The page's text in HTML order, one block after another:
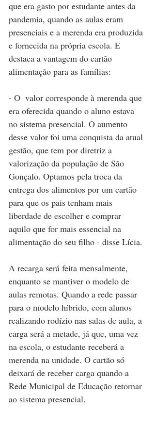
que era gasto por estudante antes da
pandemia, quando as aulas eram
presenciais e a merenda era produzida
e fornecida na própria escola. E
destaca a vantagem do cartão
alimentação para as famílias:
- O  valor corresponde à merenda que
era oferecida quando o aluno estava
no sistema presencial. O aumento
desse valor foi uma conquista da atual
gestão, que tem por diretriz a
valorização da população de São
Gonçalo. Optamos pela troca da
entrega dos alimentos por um cartão
para que os pais tenham mais
liberdade de escolher e comprar
aquilo que for mais essencial na
alimentação do seu filho - disse Lícia.
A recarga será feita mensalmente,
enquanto se mantiver o modelo de
aulas remotas. Quando a rede passar
para o modelo híbrido, com alunos
realizando rodízio nas salas de aula, a
carga será a metade, já que, uma vez
na escola, o estudante receberá a
merenda na unidade. O cartão só
deixará de receber carga quando a
Rede Municipal de Educação retornar
ao sistema presencial.